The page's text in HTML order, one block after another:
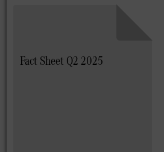
Fact Sheet Q2 2025